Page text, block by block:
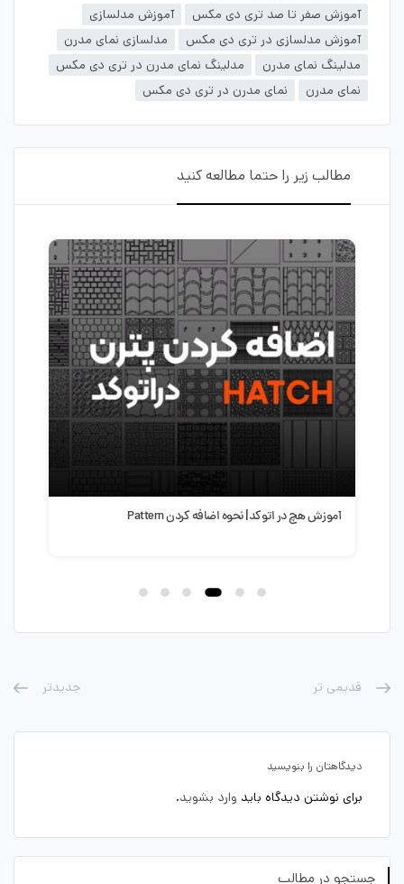
آموزش صفر تا صد تری دی مکس
آموزش مدلسازی
آموزش مدلسازی در تری دی مکس
مدلسازی نمای مدرن
مدلینگ نمای مدرن
مدلینگ نمای مدرن در تری دی مکس
نمای مدرن
نمای مدرن در تری دی مکس
مطالب زیر را حتما مطالعه کنید
آموزش ساخت پله هوشمند در اتوکد | طراحی سریع و حرفه‌ای
قدیمی تر جدیدتر
دیدگاهتان را بنویسید
برای نوشتن دیدگاه باید وارد بشوید.
جستجو در مطالب